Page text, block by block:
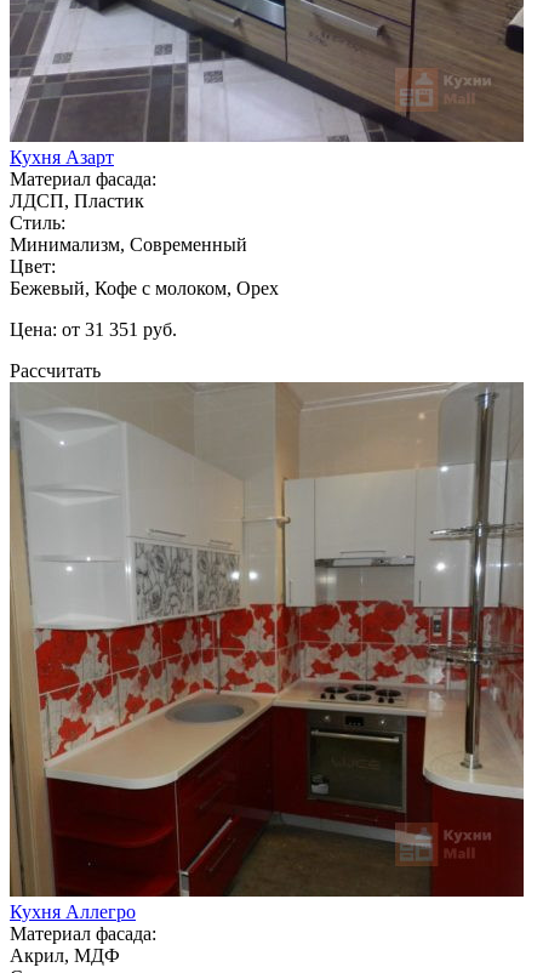
Кухня Азарт
Материал фасада:
ЛДСП, Пластик
Стиль:
Минимализм, Современный
Цвет:
Бежевый, Кофе с молоком, Орех
Цена: от 31 351 руб.
Рассчитать
Кухня Аллегро
Материал фасада:
Акрил, МДФ